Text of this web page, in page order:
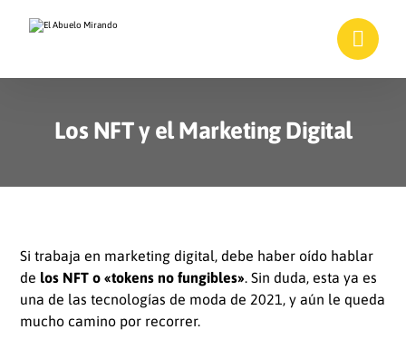
Los NFT y el Marketing Digital
Si trabaja en marketing digital, debe haber oído hablar
de los NFT o «tokens no fungibles». Sin duda, esta ya es
una de las tecnologías de moda de 2021, y aún le queda
mucho camino por recorrer.